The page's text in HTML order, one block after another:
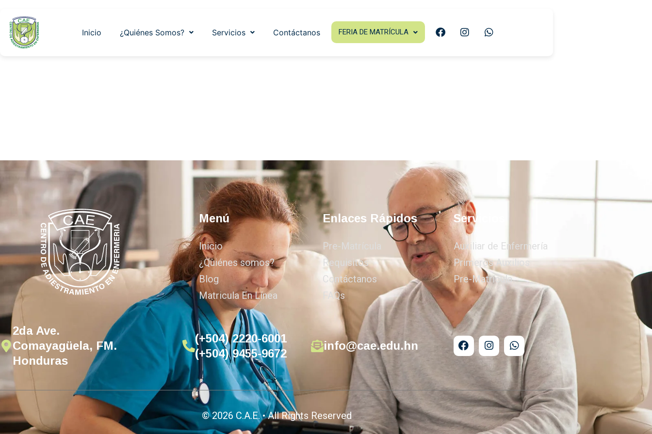
Inicio ¿Quiénes Somos? Servicios Contáctanos FERIA DE MATRÍCULA
Servicios
Menú
Inicio
¿Quiénes somos?
Blog
Matricula En Línea
Enlaces Rápidos
Pre-Matrícula
Requisitos
Contáctanos
FAQs
Servicios
Auxiliar de Enfermería
Primeros Auxilios
Pre-Matrícula
2da Ave.
Comayagüela, FM.
Honduras
(+504) 2220-6001
(+504) 9455-9672
info@cae.edu.hn
©2026 C.A.E. • All Rights Reserved